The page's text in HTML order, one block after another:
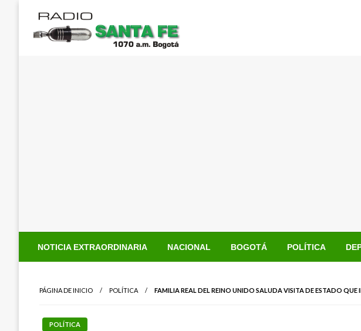
contenido
NOTICIA EXTRAORDINARIA NACIONAL BOGOTÁ POLÍTICA
PÁGINA DE INICIO POLÍTICA FAMILIA REAL DEL REINO UNIDO SALUDA VISITA DE ESTADO QUE
POLÍTICA